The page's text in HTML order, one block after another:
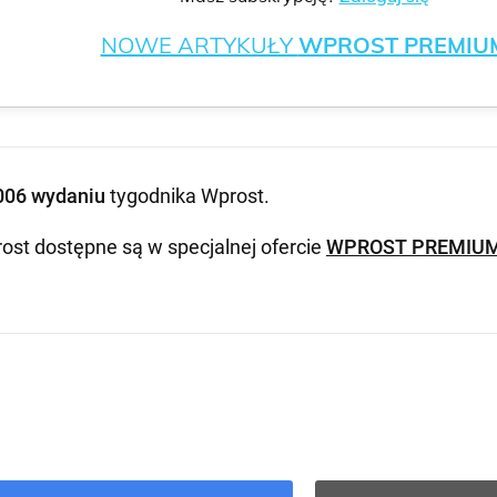
NOWE ARTYKUŁYWPROST
wydaniu tygodnika Wprost.
dostępne są w specjalnej ofercie WPROST